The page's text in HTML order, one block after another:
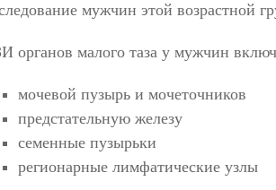
мужчин этой возрастной
органов малого таза у мужчин
мочевой пузырь и мочеточников
предстательную железу
семенные пузырьки
регионарные лимфатические узлы